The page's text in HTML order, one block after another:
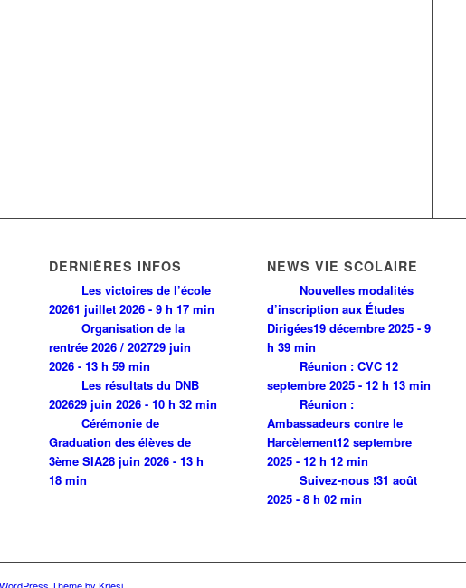
DERNIÈRES INFOS
Les victoires de l’école
20261 juillet 2026 - 9 h 17 min
Organisation de la
rentrée 2026 / 202729 juin
2026 - 13 h 59 min
Les résultats du DNB
202629 juin 2026 - 10 h 32 min
Cérémonie de
Graduation des élèves de
3ème SIA28 juin 2026 - 13 h
18 min
NEWS VIE SCOLAIRE
Nouvelles modalités
d’inscription aux Études
Dirigées19 décembre 2025 - 9
h 39 min
Réunion : CVC12
septembre 2025 - 12 h 13 min
Réunion :
Ambassadeurs contre le
Harcèlement12 septembre
2025 - 12 h 12 min
Suivez-nous !31 août
2025 - 8 h 02 min